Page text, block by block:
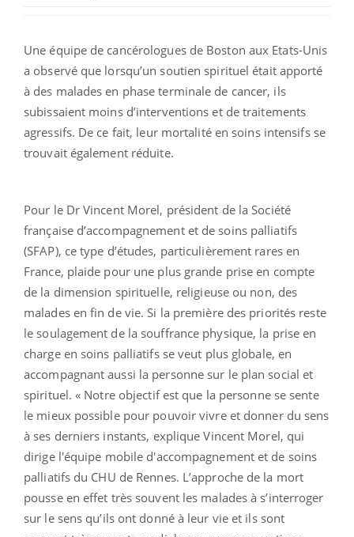
Une équipe de cancérologues de Boston aux Etats-Unis
a observé que lorsqu’un soutien spirituel était apporté
à des malades en phase terminale de cancer, ils
subissaient moins d’interventions et de traitements
agressifs. De ce fait, leur mortalité en soins intensifs se
trouvait également réduite.
Pour le Dr Vincent Morel, président de la Société
française d’accompagnement et de soins palliatifs
(SFAP), ce type d’études, particulièrement rares en
France, plaide pour une plus grande prise en compte
de la dimension spirituelle, religieuse ou non, des
malades en fin de vie. Si la première des priorités reste
le soulagement de la souffrance physique, la prise en
charge en soins palliatifs se veut plus globale, en
accompagnant aussi la personne sur le plan social et
spirituel. « Notre objectif est que la personne se sente
le mieux possible pour pouvoir vivre et donner du sens
à ses derniers instants, explique Vincent Morel, qui
dirige l'équipe mobile d'accompagnement et de soins
palliatifs du CHU de Rennes. L’approche de la mort
pousse en effet très souvent les malades à s’interroger
sur le sens qu’ils ont donné à leur vie et ils sont